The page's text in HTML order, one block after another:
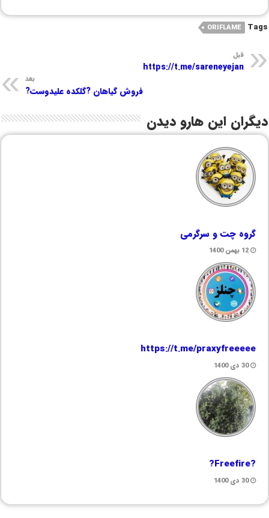
Tags
ORIFLAME
قبل
https://t.me/sareneyejan
بعد
فروش گیاهان ?گلکده علیدوست?
دیگران این هارو دیدن
گروه چت و سرگرمی
12 بهمن 1400
https://t.me/praxyfreeeee
30 دی 1400
?Freefire?
30 دی 1400